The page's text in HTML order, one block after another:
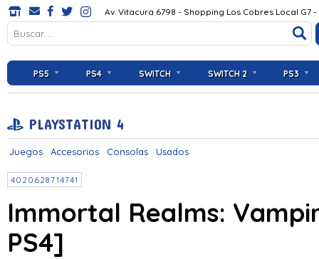
Av. Vitacura 6798 - Shopping Los Cobres Local G7
PS5 PS4 SWITCH SWITCH 2 PS3
PLAYSTATION 4
Juegos Accesorios Consolas Usados
4020628714741
Immortal Realms:
PS4]